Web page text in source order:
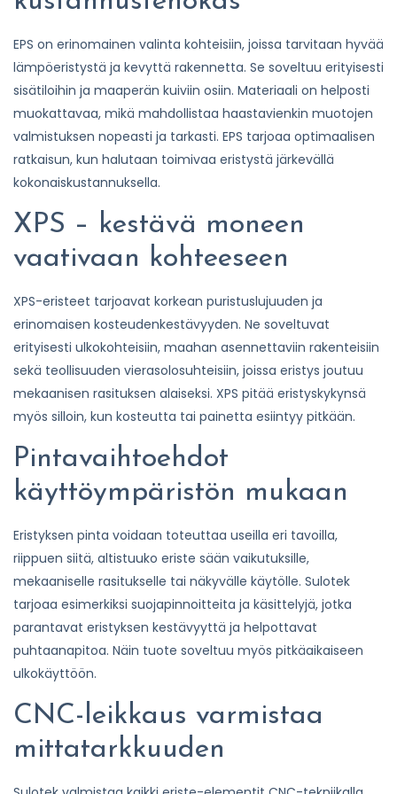
EPS on erinomainen valinta kohteisiin, joissa tarvitaan hyvää
lämpöeristystä ja kevyttä rakennetta. Se soveltuu erityisesti
sisätiloihin ja maaperän kuiviin osiin. Materiaali on helposti
muokattavaa, mikä mahdollistaa haastavienkin muotojen
valmistuksen nopeasti ja tarkasti. EPS tarjoaa optimaalisen
ratkaisun, kun halutaan toimivaa eristystä järkevällä
kokonaiskustannuksella.
XPS – kestävä moneen
vaativaan kohteeseen
XPS-eristeet tarjoavat korkean puristuslujuuden ja
erinomaisen kosteudenkestävyyden. Ne soveltuvat
erityisesti ulkokohteisiin, maahan asennettaviin rakenteisiin
sekä teollisuuden vierasolosuhteisiin, joissa eristys joutuu
mekaanisen rasituksen alaiseksi. XPS pitää eristyskykynsä
myös silloin, kun kosteutta tai painetta esiintyy pitkään.
Pintavaihtoehdot
käyttöympäristön mukaan
Eristyksen pinta voidaan toteuttaa useilla eri tavoilla,
riippuen siitä, altistuuko eriste sään vaikutuksille,
mekaaniselle rasitukselle tai näkyvälle käytölle. Sulotek
tarjoaa esimerkiksi suojapinnoitteita ja käsittelyjä, jotka
parantavat eristyksen kestävyyttä ja helpottavat
puhtaanapitoa. Näin tuote soveltuu myös pitkäaikaiseen
ulkokäyttöön.
CNC-leikkaus varmistaa
mittatarkkuuden